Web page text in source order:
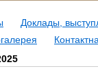
Доклады,